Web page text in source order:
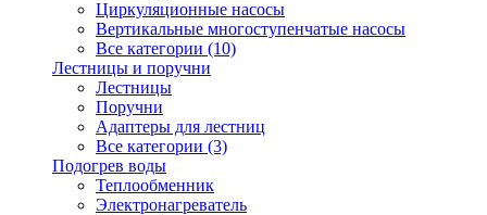
Циркуляционные насосы
Вертикальные многоступенчатые насосы
Все категории (10)
Лестницы и поручни
Лестницы
Поручни
Адаптеры для лестниц
Все категории (3)
Подогрев воды
Теплообменник
Электронагреватель